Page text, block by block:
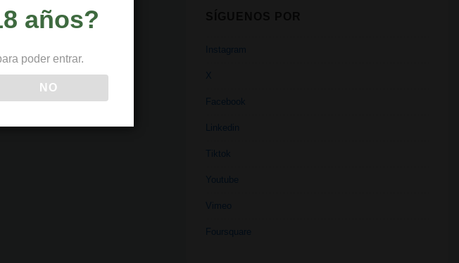
Instagram
X
Facebook
Linkedin
Tiktok
Youtube
Vimeo
Foursquare
años?
poder entrar.
NO